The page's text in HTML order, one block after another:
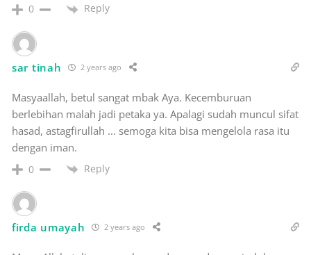
0 Reply
sar tinah 2 years ago
Masyaallah, betul sangat mbak Aya. Kecemburuan
berlebihan malah jadi petaka ya. Apalagi sudah muncul sifat
hasad, astagfirullah ... semoga kita bisa mengelola rasa itu
dengan iman.
0 Reply
firda umayah 2 years ago